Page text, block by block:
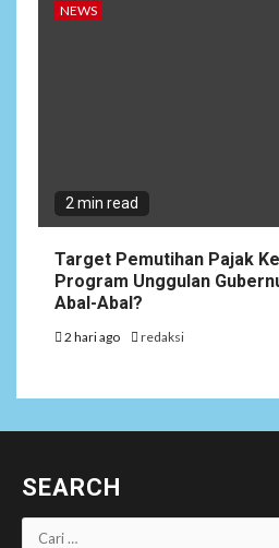
NEWS
2 min read
Target Pemutihan Pajak
Program Unggulan
Abal-Abal?
2 hari ago redaksi
SEARCH
Cari